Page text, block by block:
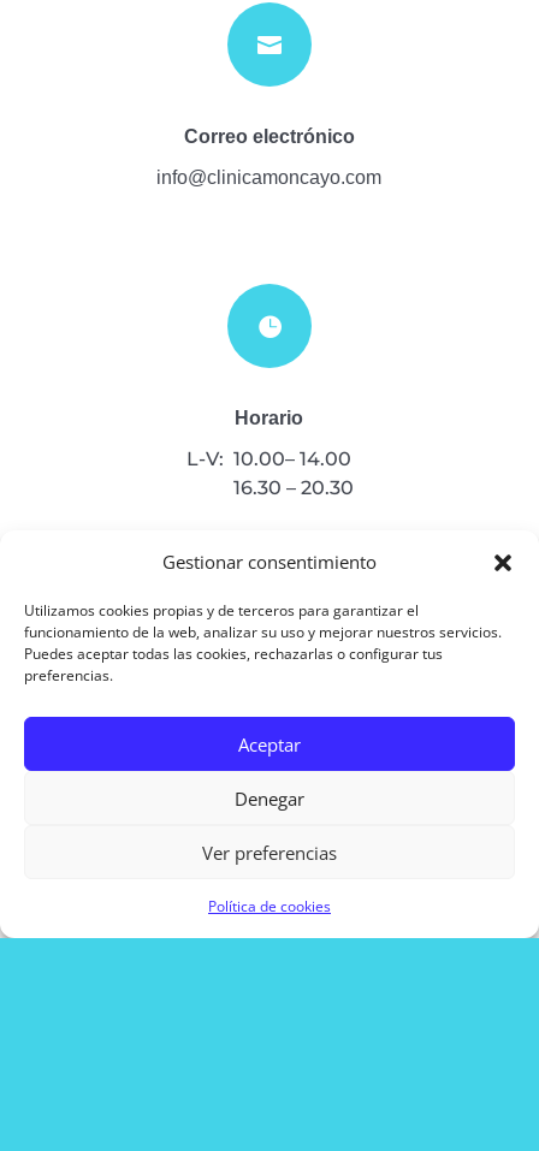
Gestionar consentimiento
Utilizamos cookies propias y de terceros para garantizar el
funcionamiento de la web, analizar su uso y mejorar nuestros servicios.
Puedes aceptar todas las cookies, rechazarlas o configurar tus
preferencias.
Aceptar
Denegar
Ver preferencias
Política de cookies

Correo electrónico
info@clinicamoncayo.com

Horario
L-V: 10.00– 14.00
16.30 – 20.30
CONTACTA CON